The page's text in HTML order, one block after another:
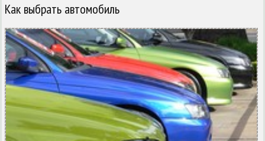
Как выбрать автомобиль